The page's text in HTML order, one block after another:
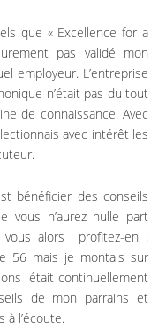
que « Excellence for a
pas validé mon
employeur. L’entreprise
n’était pas du tout
de connaissance. Avec
avec intérêt les
bénéficier des conseils
vous n’aurez nulle part
vous alors profitez-en !
56 mais je montais sur
était continuellement
de mon parrains et
à l’écoute.